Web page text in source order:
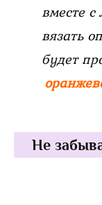
вместе
вязать
будет
Не